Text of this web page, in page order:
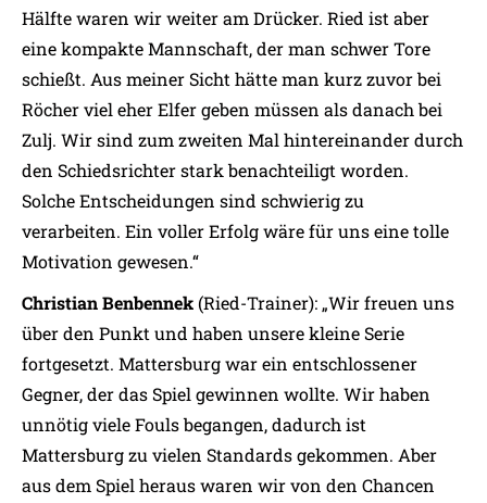
Hälfte waren wir weiter am Drücker. Ried ist aber
eine kompakte Mannschaft, der man schwer Tore
schießt. Aus meiner Sicht hätte man kurz zuvor bei
Röcher viel eher Elfer geben müssen als danach bei
Zulj. Wir sind zum zweiten Mal hintereinander durch
den Schiedsrichter stark benachteiligt worden.
Solche Entscheidungen sind schwierig zu
verarbeiten. Ein voller Erfolg wäre für uns eine tolle
Motivation gewesen.“
Christian Benbennek(Ried-Trainer): „Wir freuen uns
über den Punkt und haben unsere kleine Serie
fortgesetzt. Mattersburg war ein entschlossener
Gegner, der das Spiel gewinnen wollte. Wir haben
unnötig viele Fouls begangen, dadurch ist
Mattersburg zu vielen Standards gekommen. Aber
aus dem Spiel heraus waren wir von den Chancen